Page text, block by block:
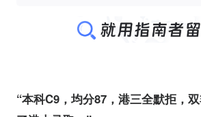
“本科C9，均分87，港三全默拒，